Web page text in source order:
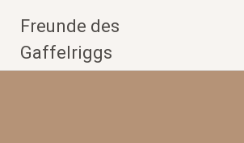
Inhalt
springen
Freunde des
Gaffelriggs